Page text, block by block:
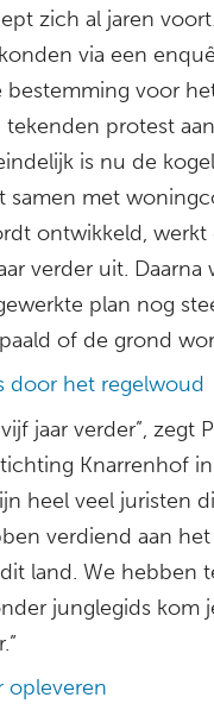
zich al jaren
via een
bestemming voor
protest
is nu de
samen met
ontwikkeld, werkt
verder uit.
plan nog
of de grond
door het regelwoud
jaar verder”, zegt
Knarrenhof in
heel veel juristen
verdiend aan
land. We hebben
junglegids kom
opleveren